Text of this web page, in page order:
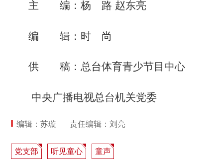
主 编：杨 路 赵东亮
编 辑：时 尚
供 稿：总台体育青少节目中心
中央广播电视总台机关党委
编辑：苏璇 责任编辑：刘亮
党支部 听见童心 童声